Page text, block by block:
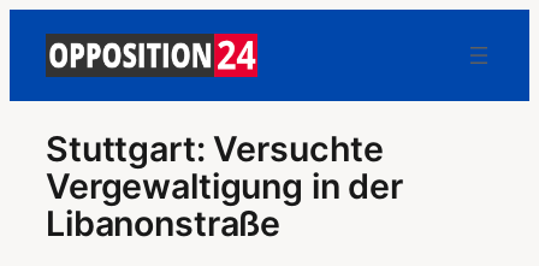
Stuttgart: Versuchte
Vergewaltigung in der
Libanonstraße